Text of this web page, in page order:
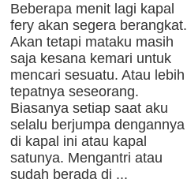
Beberapa menit lagi kapal
fery akan segera berangkat.
Akan tetapi mataku masih
saja kesana kemari untuk
mencari sesuatu. Atau lebih
tepatnya seseorang.
Biasanya setiap saat aku
selalu berjumpa dengannya
di kapal ini atau kapal
satunya. Mengantri atau
sudah berada di ...